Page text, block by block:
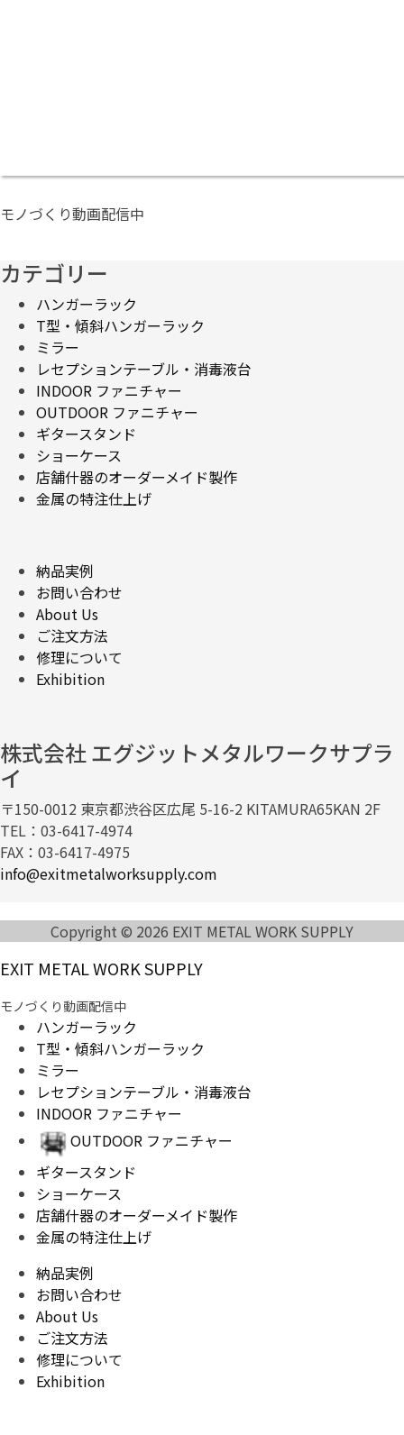
モノづくり動画配信中
カテゴリー
ハンガーラック
T型・傾斜ハンガーラック
ミラー
レセプションテーブル・消毒液台
INDOOR ファニチャー
OUTDOOR ファニチャー
ギタースタンド
ショーケース
店舗什器のオーダーメイド製作
金属の特注仕上げ
納品実例
お問い合わせ
About Us
ご注文方法
修理について
Exhibition
株式会社 エグジットメタルワークサプラ
イ
〒150-0012 東京都渋谷区広尾 5-16-2 KITAMURA65KAN 2F
TEL：03-6417-4974
FAX：03-6417-4975
info@exitmetalworksupply.com
Copyright © 2026 EXIT METAL WORK SUPPLY
EXIT METAL WORK SUPPLY
モノづくり動画配信中
ハンガーラック
T型・傾斜ハンガーラック
ミラー
レセプションテーブル・消毒液台
INDOOR ファニチャー
OUTDOOR ファニチャー
ギタースタンド
ショーケース
店舗什器のオーダーメイド製作
金属の特注仕上げ
納品実例
お問い合わせ
About Us
ご注文方法
修理について
Exhibition